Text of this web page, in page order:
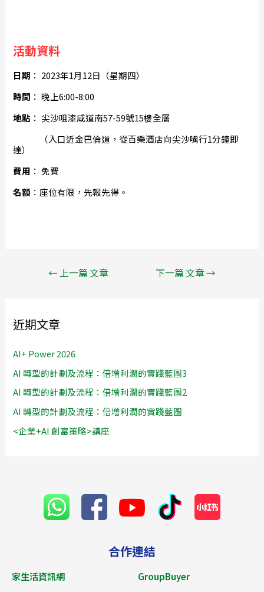
活動資料
日期 ： 2023年1月12日（星期四）
時間 ： 晚上6:00-8:00
地點 ： 尖沙咀漆咸道南57-59號15樓全層
（入口近金巴倫道，從百樂酒店向尖沙嘴行1分鐘即
達）
費用 ： 免費
名額 ：座位有限，先報先得。
← 上一篇 文章 下一篇 文章→
近期文章
AI+ Power 2026
AI 轉型的計劃及流程：倍增利潤的實踐藍圖3
AI 轉型的計劃及流程：倍增利潤的實踐藍圖2
AI 轉型的計劃及流程：倍增利潤的實踐藍圖
<企業+AI 創富策略>講座
合作連結
家生活資訊網 GroupBuyer